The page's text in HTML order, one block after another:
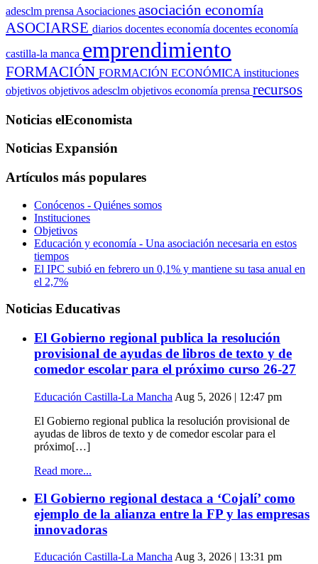
adesclm prensa Asociaciones asociación economía
ASOCIARSE diarios docentes economía docentes economía
castilla-la manca emprendimiento
FORMACIÓN FORMACIÓN ECONÓMICA instituciones
objetivos objetivos adesclm objetivos economía prensa recursos
Noticias elEconomista
Noticias Expansión
Artículos más populares
Conócenos - Quiénes somos
Instituciones
Objetivos
Educación y economía - Una asociación necesaria en estos
tiempos
El IPC subió en febrero un 0,1% y mantiene su tasa anual en
el 2,7%
Noticias Educativas
El Gobierno regional publica la resolución
provisional de ayudas de libros de texto y de
comedor escolar para el próximo curso 26-27
Educación Castilla-La Mancha Aug 5, 2026 | 12:47 pm
El Gobierno regional publica la resolución provisional de
ayudas de libros de texto y de comedor escolar para el
próximo[…]
Read more...
El Gobierno regional destaca a ‘Cojalí’ como
ejemplo de la alianza entre la FP y las empresas
innovadoras
Educación Castilla-La Mancha Aug 3, 2026 | 13:31 pm